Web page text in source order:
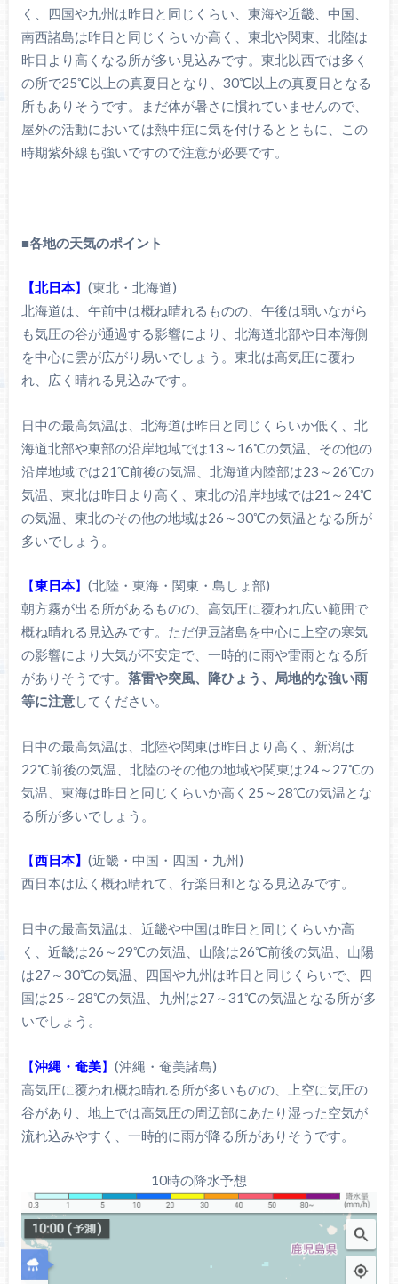
く、四国や九州は昨日と同じくらい、東海や近畿、中国、
南西諸島は昨日と同じくらいか高く、東北や関東、北陸は
昨日より高くなる所が多い見込みです。東北以西では多く
の所で25℃以上の真夏日となり、30℃以上の真夏日となる
所もありそうです。まだ体が暑さに慣れていませんので、
屋外の活動においては熱中症に気を付けるとともに、この
時期紫外線も強いですので注意が必要です。
■各地の天気のポイント
【北日本】 (東北・北海道)
北海道は、午前中は概ね晴れるものの、午後は弱いながら
も気圧の谷が通過する影響により、北海道北部や日本海側
を中心に雲が広がり易いでしょう。東北は高気圧に覆わ
れ、広く晴れる見込みです。
日中の最高気温は、北海道は昨日と同じくらいか低く、北
海道北部や東部の沿岸地域では13～16℃の気温、その他の
沿岸地域では21℃前後の気温、北海道内陸部は23～26℃の
気温、東北は昨日より高く、東北の沿岸地域では21～24℃
の気温、東北のその他の地域は26～30℃の気温となる所が
多いでしょう。
【東日本】 (北陸・東海・関東・島しょ部)
朝方霧が出る所があるものの、高気圧に覆われ広い範囲で
概ね晴れる見込みです。ただ伊豆諸島を中心に上空の寒気
の影響により大気が不安定で、一時的に雨や雷雨となる所
がありそうです。 落雷や突風、降ひょう、局地的な強い雨
等に注意してください。
日中の最高気温は、北陸や関東は昨日より高く、新潟は
22℃前後の気温、北陸のその他の地域や関東は24～27℃の
気温、東海は昨日と同じくらいか高く25～28℃の気温とな
る所が多いでしょう。
【西日本】 (近畿・中国・四国・九州)
西日本は広く概ね晴れて、行楽日和となる見込みです。
日中の最高気温は、近畿や中国は昨日と同じくらいか高
く、近畿は26～29℃の気温、山陰は26℃前後の気温、山陽
は27～30℃の気温、四国や九州は昨日と同じくらいで、四
国は25～28℃の気温、九州は27～31℃の気温となる所が多
いでしょう。
【沖縄・奄美】 (沖縄・奄美諸島)
高気圧に覆われ概ね晴れる所が多いものの、上空に気圧の
谷があり、地上では高気圧の周辺部にあたり湿った空気が
流れ込みやすく、一時的に雨が降る所がありそうです。
10時の降水予想